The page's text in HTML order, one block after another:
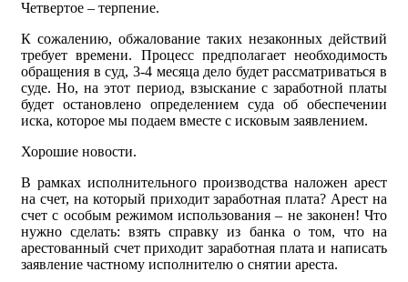
Четвертое – терпение.
К сожалению, обжалование таких незаконных действий
требует времени. Процесс предполагает необходимость
обращения в суд, 3-4 месяца дело будет рассматриваться в
суде. Но, на этот период, взыскание с заработной платы
будет остановлено определением суда об обеспечении
иска, которое мы подаем вместе с исковым заявлением.
Хорошие новости.
В рамках исполнительного производства наложен арест
на счет, на который приходит заработная плата? Арест на
счет с особым режимом использования – не законен! Что
нужно сделать: взять справку из банка о том, что на
арестованный счет приходит заработная плата и написать
заявление частному исполнителю о снятии ареста.